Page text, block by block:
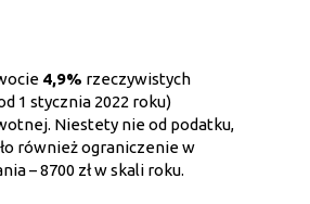
4,9% rzeczywistych
1 stycznia 2022 roku)
Niestety nie od podatku,
również ograniczenie w
– 8700 zł w skali roku.